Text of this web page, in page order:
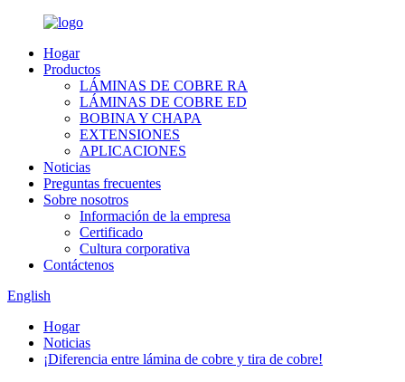
Hogar
Productos
LÁMINAS DE COBRE RA
LÁMINAS DE COBRE ED
BOBINA Y CHAPA
EXTENSIONES
APLICACIONES
Noticias
Preguntas frecuentes
Sobre nosotros
Información de la empresa
Certificado
Cultura corporativa
Contáctenos
English
Hogar
Noticias
¡Diferencia entre lámina de cobre y tira de cobre!